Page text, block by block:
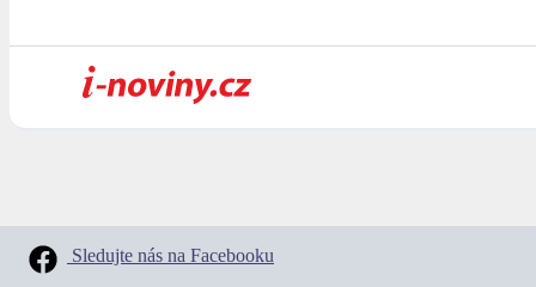
Sledujte nás na Facebooku